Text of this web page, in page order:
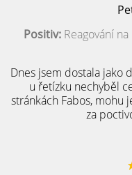
Positiv:Reagování na
Dnes jsem dostala jako
u řetízku nechyběl
stránkách Fabos, mohu
za